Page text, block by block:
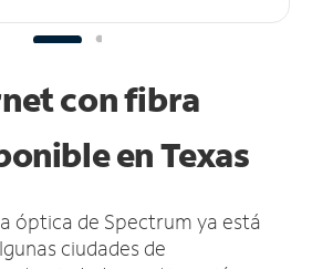
con fibra
en Texas
óptica de Spectrum ya está
ciudades de